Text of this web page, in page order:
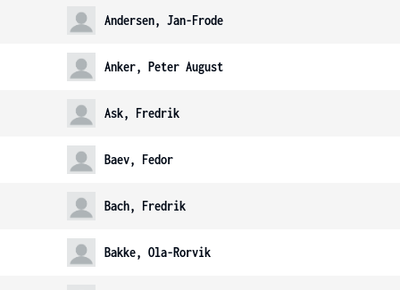
Andersen, Jan-Frode
Anker, Peter August
Ask, Fredrik
Baev, Fedor
Bach, Fredrik
Bakke, Ola-Rorvik